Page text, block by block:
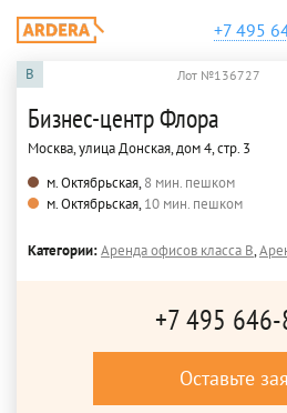
+7 495
B Лот №136727
Бизнес-центр Флора
Москва, улица Донская, дом 4, стр. 3
м. Октябрьская,8 мин. пешком
м. Октябрьская,10 мин. пешком
Категории:Аренда офисов класса B,
+7 495
Оставьте